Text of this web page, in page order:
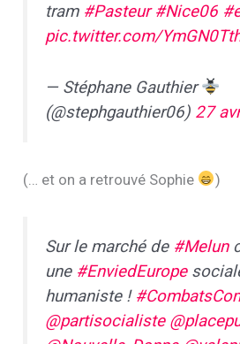
tram #Pasteur #Nice06
pic.twitter.com/
— Stéphane Gauthier
(@stephgauthier06) 27
(… et on a retrouvé Sophie )
Sur le marché de #Melun
une #EnviedEurope
humaniste !
@partisocialiste